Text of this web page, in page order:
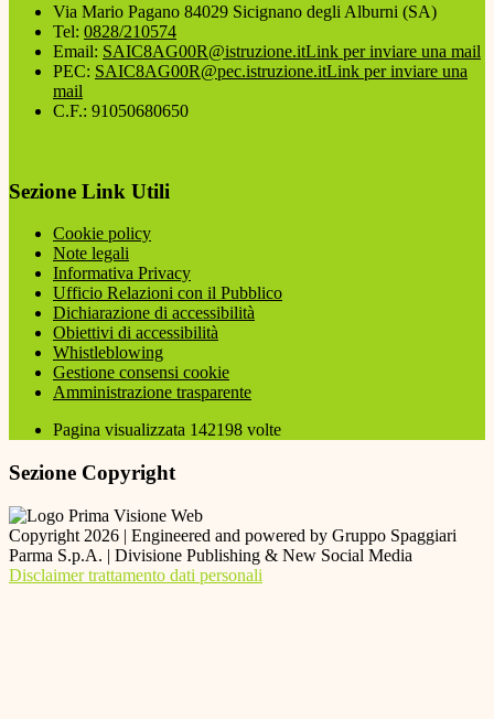
Via Mario Pagano 84029 Sicignano degli Alburni (SA)
Tel: 0828/210574
Email: SAIC8AG00R@istruzione.itLink per inviare una mail
PEC: SAIC8AG00R@pec.istruzione.itLink per inviare una
mail
C.F.: 91050680650
Sezione Link Utili
Cookie policy
Note legali
Informativa Privacy
Ufficio Relazioni con il Pubblico
Dichiarazione di accessibilità
Obiettivi di accessibilità
Whistleblowing
Gestione consensi cookie
Amministrazione trasparente
Pagina visualizzata 142198 volte
Sezione Copyright
Copyright 2026 | Engineered and powered by Gruppo Spaggiari
Parma S.p.A. | Divisione Publishing & New Social Media
Disclaimer trattamento dati personali